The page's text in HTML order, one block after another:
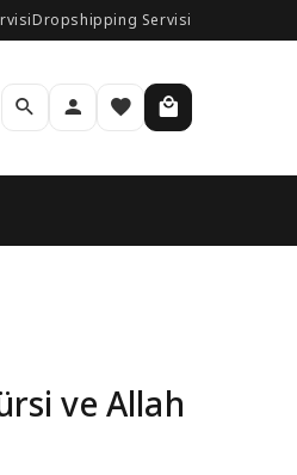
Dropshipping Servisi
ve Allah